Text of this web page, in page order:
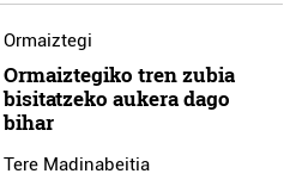
Ormaiztegi
Ormaiztegiko tren zubia
bisitatzeko aukera dago
bihar
Tere Madinabeitia